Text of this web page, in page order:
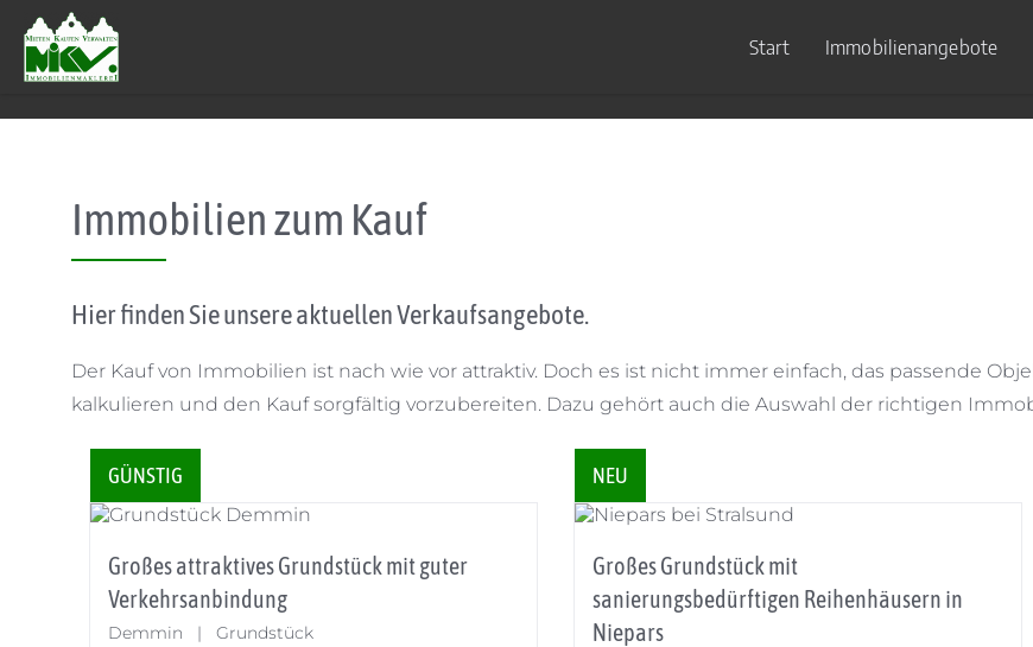
Skip to content Start Immobilienangebote
Immobilien zum Kauf
Hier finden Sie unsere aktuellen Verkaufsangebote.
Der Kauf von Immobilien ist nach wie vor attraktiv. Doch es ist nicht immer einfach, das passende
kalkulieren und den Kauf sorgfältig vorzubereiten. Dazu gehört auch die Auswahl der richtigen
GÜNSTIG
Großes attraktives Grundstück mit guter
Verkehrsanbindung
Demmin | Grundstück
NEU
Großes Grundstück mit
sanierungsbedürftigen Reihenhäusern in
Niepars